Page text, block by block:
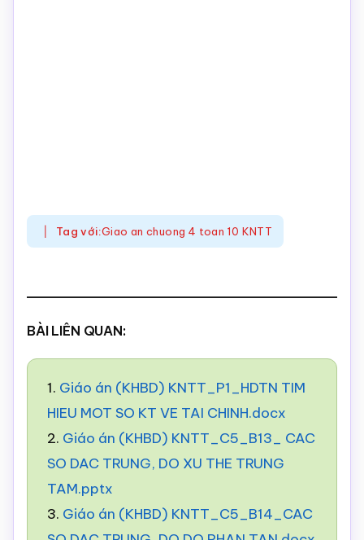
Tag với:Giao an chuong 4 toan 10 KNTT
BÀI LIÊN QUAN:
1. Giáo án (KHBD) KNTT_P1_HDTN TIM
HIEU MOT SO KT VE TAI CHINH.docx
2. Giáo án (KHBD) KNTT_C5_B13_ CAC
SO DAC TRUNG, DO XU THE TRUNG
TAM.pptx
3. Giáo án (KHBD) KNTT_C5_B14_CAC